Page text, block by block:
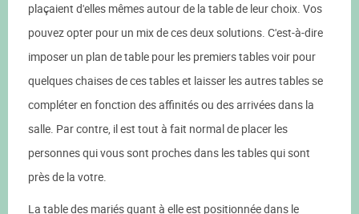
plaçaient d'elles mêmes autour de la table de leur choix. Vos
pouvez opter pour un mix de ces deux solutions. C'est-à-dire
imposer un plan de table pour les premiers tables voir pour
quelques chaises de ces tables et laisser les autres tables se
compléter en fonction des affinités ou des arrivées dans la
salle. Par contre, il est tout à fait normal de placer les
personnes qui vous sont proches dans les tables qui sont
près de la votre.
La table des mariés quant à elle est positionnée dans le